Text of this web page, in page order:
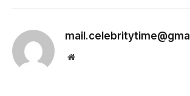
Website